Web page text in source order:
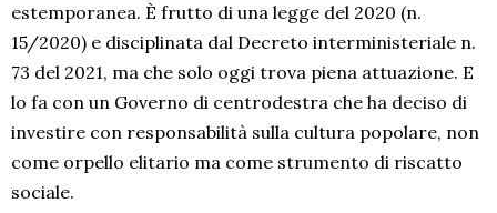
estemporanea. È frutto di una legge del 2020 (n.
15/2020) e disciplinata dal Decreto interministeriale n.
73 del 2021, ma che solo oggi trova piena attuazione. E
lo fa con un Governo di centrodestra che ha deciso di
investire con responsabilità sulla cultura popolare, non
come orpello elitario ma come strumento di riscatto
sociale.